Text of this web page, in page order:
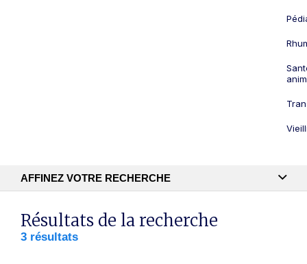
AFFINEZ VOTRE RECHERCHE
Recherche textuelle
Résultats de la recherche
3 résultats